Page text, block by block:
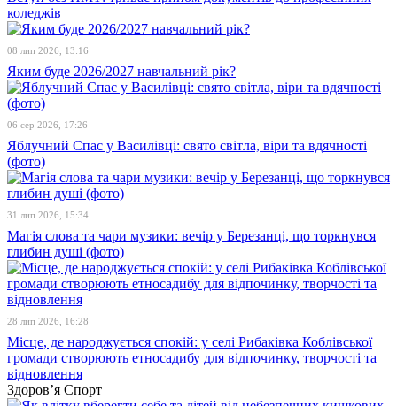
коледжів
08 лип 2026, 13:16
Яким буде 2026/2027 навчальний рік?
06 сер 2026, 17:26
Яблучний Спас у Василівці: свято світла, віри та вдячності
(фото)
31 лип 2026, 15:34
Магія слова та чари музики: вечір у Березанці, що торкнувся
глибин душі (фото)
28 лип 2026, 16:28
Місце, де народжується спокій: у селі Рибаківка Коблівської
громади створюють етносадибу для відпочинку, творчості та
відновлення
Здоров’я Спорт